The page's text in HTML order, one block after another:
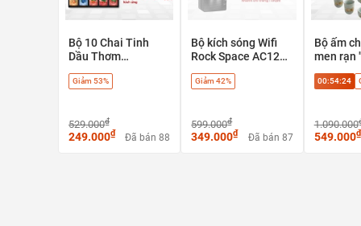
Bộ 10 Chai Tinh
Dầu Thơm
Favorite Fruit,
Giảm 53%
529.000₫
249.000₫ Đã bán 88
Bộ kích sóng Wifi
Rock Space AC1200
tần kép 5G & 2.4G -
Giảm 42%
599.000₫
349.000₫ Đã bán 87
Bộ ấm
men rạn
tác trà
00:54:23
1.090.000
549.000₫